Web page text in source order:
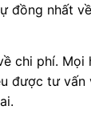
đồng nhất
chi phí. Mọi
được tư vấn